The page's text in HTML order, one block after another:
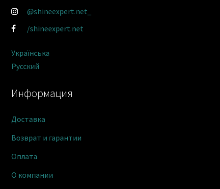
Информация
Доставка
Возврат и гарантии
Оплата
О компании
@shineexpert.net_
/shineexpert.net
Українська
Русский